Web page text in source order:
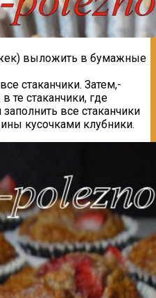
выложить в бумажные
стаканчики. Затем,-
те стаканчики, где
все стаканчики
кусочками клубники.